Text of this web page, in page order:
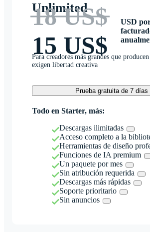
Unlimited
18 US$
15 US$
USD
Para creadores más grandes que
exigen libertad creativa
Prueba gratuita de 7 días
Todo en Starter, más:
Descargas ilimitadas
Acceso completo a la
Herramientas de diseño
Funciones de IA premium
Un paquete por mes
Sin atribución requerida
Descargas más rápidas
Soporte prioritario
Sin anuncios